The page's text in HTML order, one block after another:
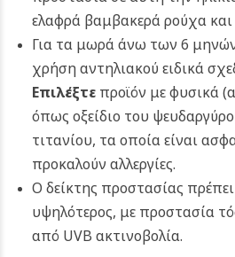
ελαφρά βαμβακερά ρούχα και
Για τα μωρά άνω των 6
χρήση αντηλιακού ειδικά
Επιλέξτεπροϊόν με φυσικά
όπως οξείδιο του
τιτανίου, τα οποία είναι
προκαλούν αλλεργίες.
Ο δείκτης προστασίας πρέπει
υψηλότερος, με προστασία
από UVB ακτινοβολία.